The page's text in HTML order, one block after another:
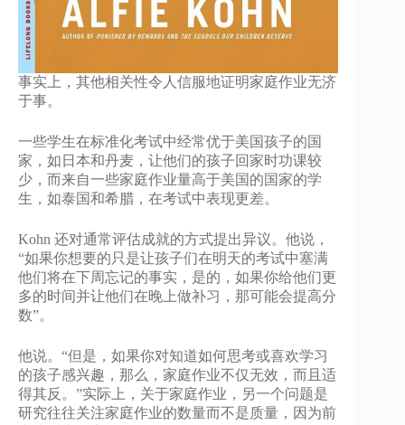
事实上，其他相关性令人信服地证明家庭作业无济
于事。
一些学生在标准化考试中经常优于美国孩子的国
家，如日本和丹麦，让他们的孩子回家时功课较
少，而来自一些家庭作业量高于美国的国家的学
生，如泰国和希腊，在考试中表现更差。
Kohn 还对通常评估成就的方式提出异议。他说，
“如果你想要的只是让孩子们在明天的考试中塞满
他们将在下周忘记的事实，是的，如果你给他们更
多的时间并让他们在晚上做补习，那可能会提高分
数”。
他说。“但是，如果你对知道如何思考或喜欢学习
的孩子感兴趣，那么，家庭作业不仅无效，而且适
得其反。”实际上，关于家庭作业，另一个问题是
研究往往关注家庭作业的数量而不是质量，因为前